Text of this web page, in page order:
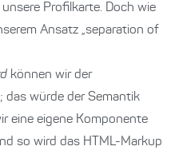
Profilkarte. Doch wie
Ansatz „separation of
können wir der
das würde der Semantik
eine eigene Komponente
so wird das HTML-Markup